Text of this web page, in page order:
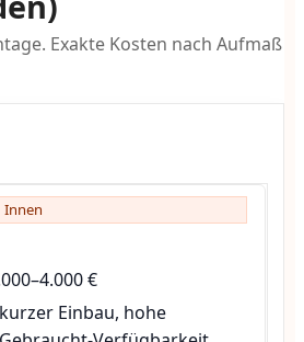
Exakte Kosten nach Aufmaß
Innen
€
kurzer Einbau, hohe